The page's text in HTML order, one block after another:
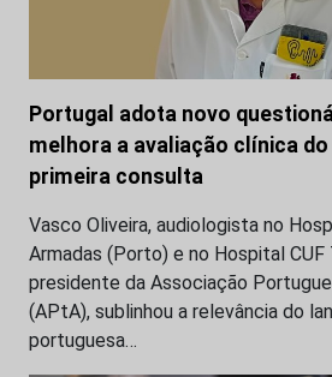
Portugal adota novo
melhora a avaliação clínica
primeira consulta
Vasco Oliveira, audiologista no
Armadas (Porto) e no Hospital CUF
presidente da Associação
(APtA), sublinhou a relevância do
portuguesa…